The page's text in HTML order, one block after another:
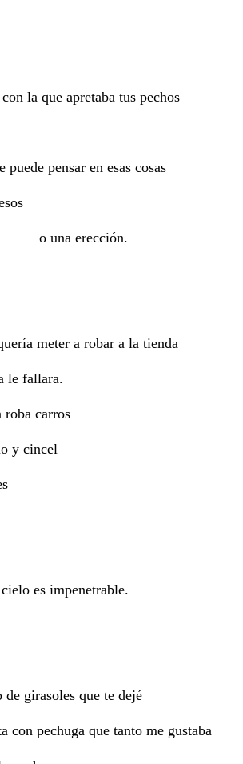
la que apretaba tus pechos
pensar en esas cosas
meter a robar a la tienda
le fallara.
carros
y cincel
girasoles que te dejé
con pechuga que tanto me gustaba